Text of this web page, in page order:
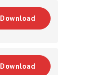
Download
Download